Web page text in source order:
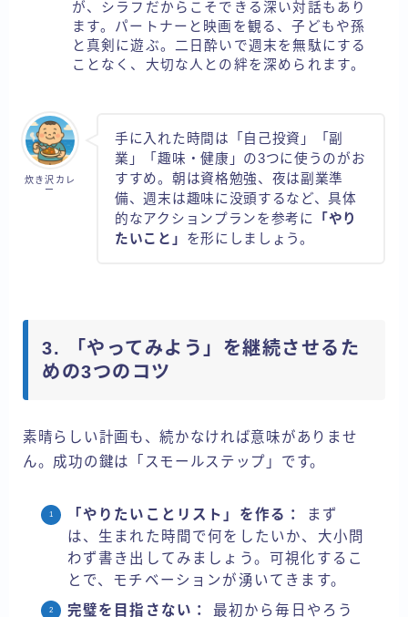
が、シラフだからこそできる深い対話もあり
ます。パートナーと映画を観る、子どもや孫
と真剣に遊ぶ。二日酔いで週末を無駄にする
ことなく、大切な人との絆を深められます。
炊き沢カレ
ー
手に入れた時間は「自己投資」「副
業」「趣味・健康」の3つに使うのがお
すすめ。朝は資格勉強、夜は副業準
備、週末は趣味に没頭するなど、具体
的なアクションプランを参考に
「やり
たいこと」 を形にしましょう。
3. 「やってみよう」を継続させるた
めの3つのコツ
素晴らしい計画も、続かなければ意味がありませ
ん。成功の鍵は「スモールステップ」です。
「やりたいことリスト」を作る：
まず
は、生まれた時間で何をしたいか、大小問
わず書き出してみましょう。可視化するこ
とで、モチベーションが湧いてきます。
完璧を目指さない：
最初から毎日やろう